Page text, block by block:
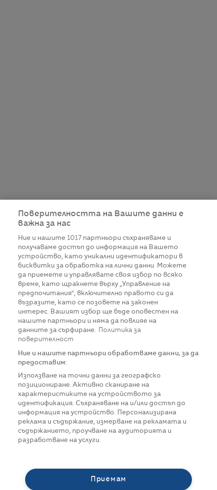
Поверителността на Вашите данни е
важна за нас
Ние и нашите 1017 партньори съхраняваме и
получаваме достъп до информация на Вашето
устройство, като уникални идентификатори в
бисквитки за обработка на лични данни. Можете
да приемете и управлявате своя избор по всяко
време, като щракнете върху „Управление на
предпочитания“, включително правото си да
възразите, като се позовете на законен
интерес. Вашият избор ще бъде оповестен на
нашите партньори и няма да повлияе на
данните за сърфиране.
Политика за
поверителност
Ние и нашите партньори обработваме данни, за да
предоставим:
Използване на точни данни за географско
позициониране. Активно сканиране на
характеристиките на устройството за
идентификация. Съхраняване на и/или достъп до
информация на устройство. Персонализирана
реклама и съдържание, измерване на рекламата и
съдържанието, проучване на аудиторията и
разработване на услуги.
Приемам